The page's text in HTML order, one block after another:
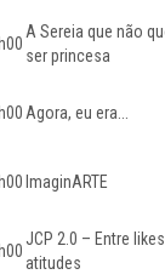
A Sereia que não
ser princesa
Agora, eu era...
ImaginARTE
JCP 2.0 – Entre
atitudes